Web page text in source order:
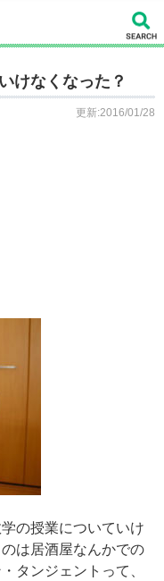
けなくなった？
更新:2016/01/28
の授業についていけ
は居酒屋なんかでの
タンジェントって、